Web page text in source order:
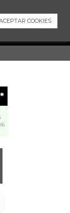
Contacto
COOKIES